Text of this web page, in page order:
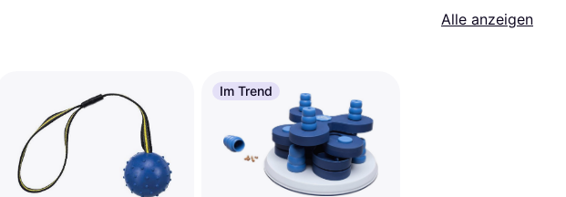
Alle anzeigen
Im Trend